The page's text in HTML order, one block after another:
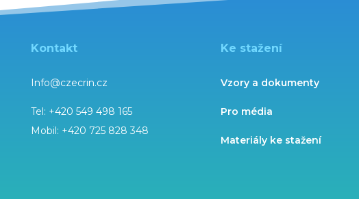
Kontakt
Info@czecrin.cz
Tel: +420 549 498 165
Mobil: +420 725 828 348
Ke stažení
Vzory a dokumenty
Pro média
Materiály ke stažení